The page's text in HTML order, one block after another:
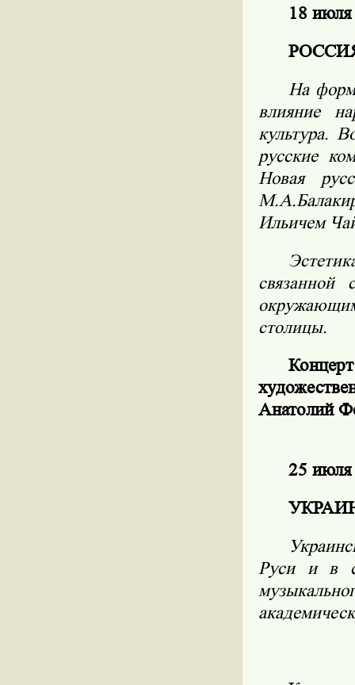
18 июля
На
влияние
культура.
русские
Новая
Ильичем
столицы.
Анатолий
25 июля
Руси и в